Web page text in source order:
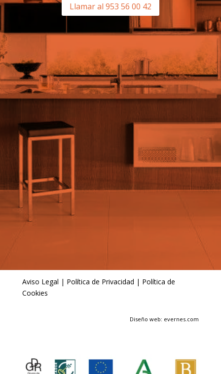
Llamar al 953 56 00 42
Aviso Legal | Política de Privacidad | Política de
Cookies
Diseño web: evernes.com